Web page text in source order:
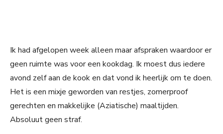
Ik had afgelopen week alleen maar afspraken waardoor er
geen ruimte was voor een kookdag. Ik moest dus iedere
avond zelf aan de kook en dat vond ik heerlijk om te doen.
Het is een mixje geworden van restjes, zomerproof
gerechten en makkelijke (Aziatische) maaltijden.
Absoluut geen straf.